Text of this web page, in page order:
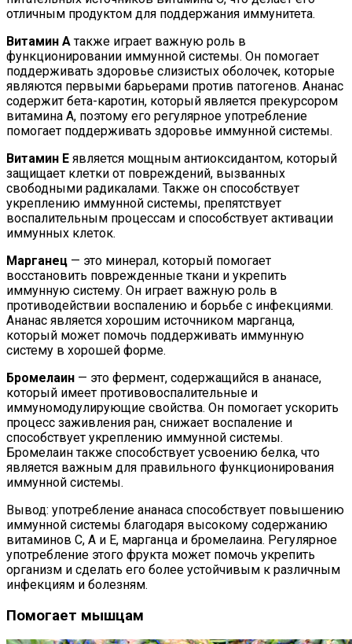
отличным продуктом для поддержания иммунитета.
Витамин Атакже играет важную роль в
функционировании иммунной системы. Он помогает
поддерживать здоровье слизистых оболочек, которые
являются первыми барьерами против патогенов. Ананас
содержит бета-каротин, который является прекурсором
витамина А, поэтому его регулярное употребление
помогает поддерживать здоровье иммунной системы.
Витамин Е является мощным антиоксидантом, который
защищает клетки от повреждений, вызванных
свободными радикалами. Также он способствует
укреплению иммунной системы, препятствует
воспалительным процессам и способствует активации
иммунных клеток.
Марганец — это минерал, который помогает
восстановить поврежденные ткани и укрепить
иммунную систему. Он играет важную роль в
противодействии воспалению и борьбе с инфекциями.
Ананас является хорошим источником марганца,
который может помочь поддерживать иммунную
систему в хорошей форме.
Бромелаин — это фермент, содержащийся в ананасе,
который имеет противовоспалительные и
иммуномодулирующие свойства. Он помогает ускорить
процесс заживления ран, снижает воспаление и
способствует укреплению иммунной системы.
Бромелаин также способствует усвоению белка, что
является важным для правильного функционирования
иммунной системы.
Вывод: употребление ананаса способствует повышению
иммунной системы благодаря высокому содержанию
витаминов С, А и Е, марганца и бромелаина. Регулярное
употребление этого фрукта может помочь укрепить
организм и сделать его более устойчивым к различным
инфекциям и болезням.
Помогает мышцам